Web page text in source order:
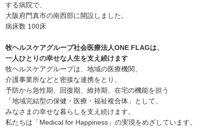
する病院で、
大阪府門真市の南西部に開設しました。
病床数 100床
牧ヘルスケアグループ社会医療法人ONE FLAGは、
一人ひとりの幸せな人生を支え続けます
牧ヘルスケアグループは、地域の医療機関、
介護事業所などと密接な連携をとり、
予防から急性期、回復期、維持期、在宅の機能を担う
「地域完結型の保健・医療・福祉複合体」として、
みなさまの幸せな暮らしを支え続けます。
私たちは「Medical for Happiness」の実現をめざしています。